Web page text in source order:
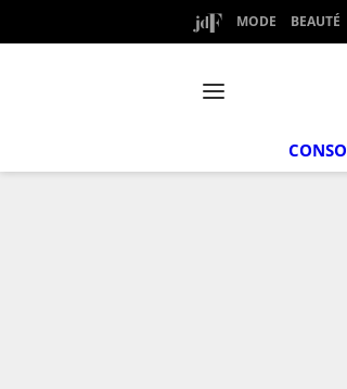
MODE BEAUTÉ
CONSO